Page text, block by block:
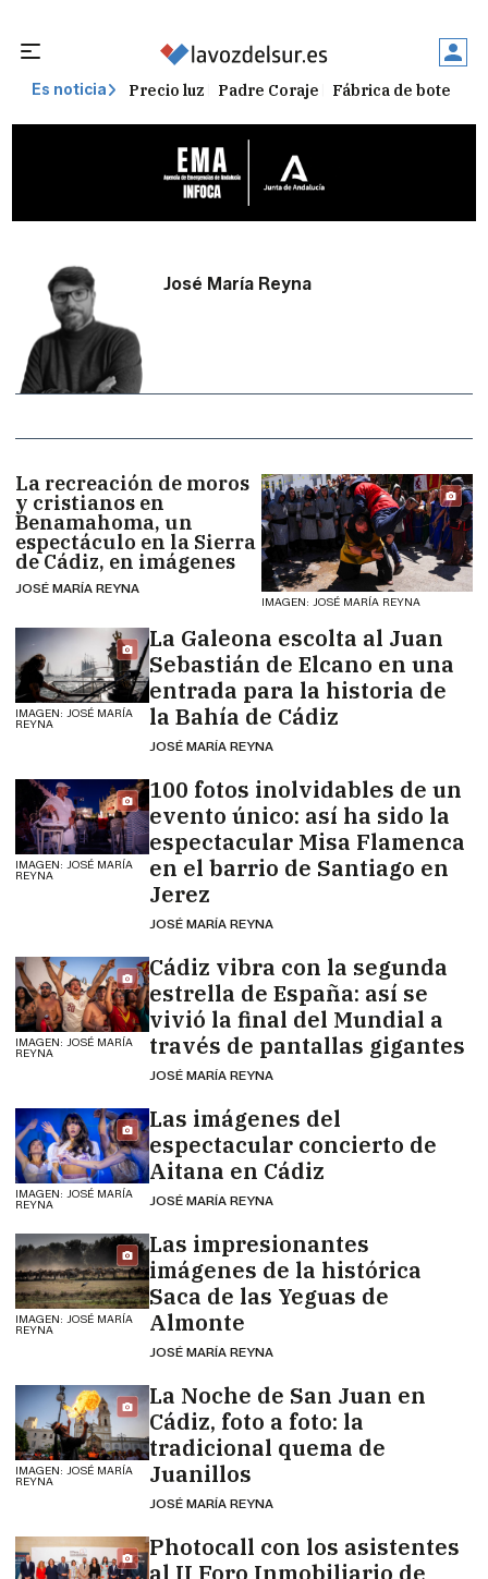
Es noticia Precio luz Padre Coraje Fábrica de botellas
José María Reyna
IMAGEN: JOSÉ MARÍA REYNA
La recreación de moros
y cristianos en
Benamahoma, un
espectáculo en la Sierra
de Cádiz, en imágenes
JOSÉ MARÍA REYNA
IMAGEN: JOSÉ MARÍA
REYNA
La Galeona escolta al Juan
Sebastián de Elcano en una
entrada para la historia de
la Bahía de Cádiz
JOSÉ MARÍA REYNA
IMAGEN: JOSÉ MARÍA
REYNA
100 fotos inolvidables de un
evento único: así ha sido la
espectacular Misa Flamenca
en el barrio de Santiago en
Jerez
JOSÉ MARÍA REYNA
IMAGEN: JOSÉ MARÍA
REYNA
Cádiz vibra con la segunda
estrella de España: así se
vivió la final del Mundial a
través de pantallas gigantes
JOSÉ MARÍA REYNA
IMAGEN: JOSÉ MARÍA
REYNA
Las imágenes del
espectacular concierto de
Aitana en Cádiz
JOSÉ MARÍA REYNA
IMAGEN: JOSÉ MARÍA
REYNA
Las impresionantes
imágenes de la histórica
Saca de las Yeguas de
Almonte
JOSÉ MARÍA REYNA
IMAGEN: JOSÉ MARÍA
REYNA
La Noche de San Juan en
Cádiz, foto a foto: la
tradicional quema de
Juanillos
JOSÉ MARÍA REYNA
Photocall con los asistentes
al II Foro Inmobiliario de